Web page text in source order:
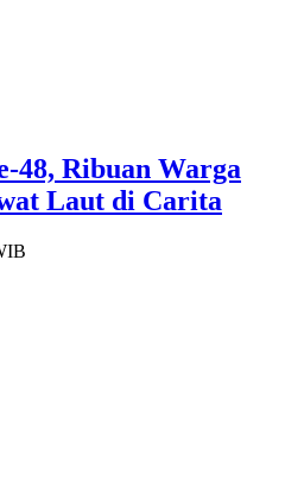
48, Ribuan Warga
Laut di Carita